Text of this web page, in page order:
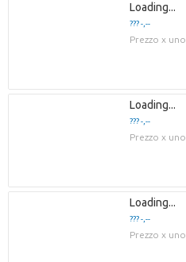
Loading...
??? -,--
Prezzo x uno
Loading...
??? -,--
Prezzo x uno
Loading...
??? -,--
Prezzo x uno